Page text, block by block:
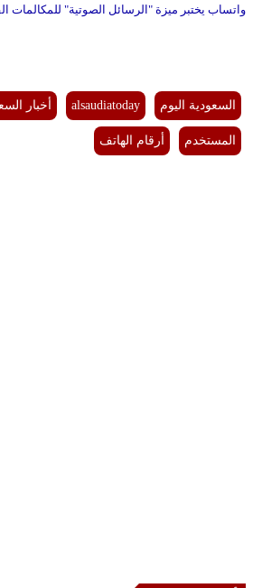
واتساب يختبر ميزة "الرسائل الصوتية" للمكالمات
السعودية اليوم alsaudiatoday أخبار
المستخدم أرقام الهاتف